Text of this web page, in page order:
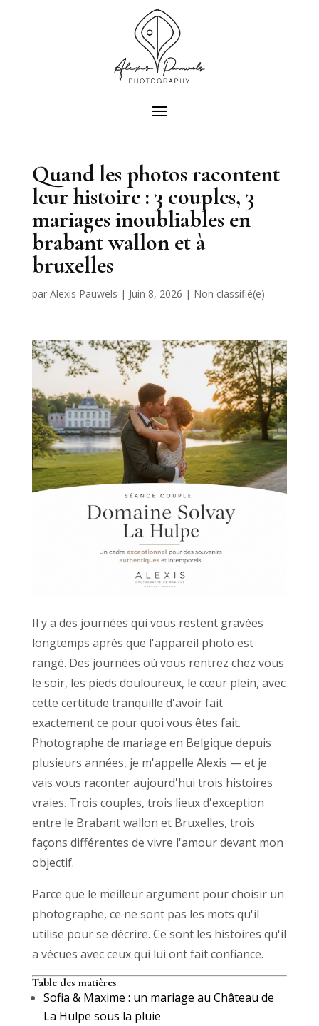
Quand les photos racontent
leur histoire : 3 couples, 3
mariages inoubliables en
brabant wallon et à
bruxelles
par Alexis Pauwels | Juin 8, 2026 | Non classifié(e)
Il y a des journées qui vous restent gravées
longtemps après que l'appareil photo est
rangé. Des journées où vous rentrez chez vous
le soir, les pieds douloureux, le cœur plein, avec
cette certitude tranquille d'avoir fait
exactement ce pour quoi vous êtes fait.
Photographe de mariage en Belgique depuis
plusieurs années, je m'appelle Alexis — et je
vais vous raconter aujourd'hui trois histoires
vraies. Trois couples, trois lieux d'exception
entre le Brabant wallon et Bruxelles, trois
façons différentes de vivre l'amour devant mon
objectif.
Parce que le meilleur argument pour choisir un
photographe, ce ne sont pas les mots qu'il
utilise pour se décrire. Ce sont les histoires qu'il
a vécues avec ceux qui lui ont fait confiance.
Table des matières
Sofia & Maxime : un mariage au Château de
La Hulpe sous la pluie